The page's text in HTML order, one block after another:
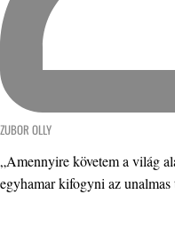
ZUBOR OLLY
„Amennyire követem a világ
egyhamar kifogyni az